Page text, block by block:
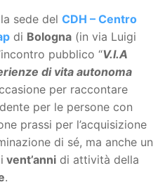
sede del CDH – Centro
di Bologna (in via Luigi
pubblico “V.I.A
di vita autonoma
per raccontare
per le persone con
prassi per l’acquisizione
di sé, ma anche un
vent’anni di attività della
.